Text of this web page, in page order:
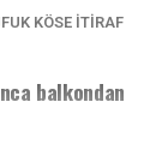
KÖSE ITIRAF
balkondan